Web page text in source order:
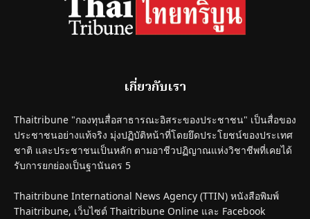
เกี่ยวกับเรา
Thaitribune "กองทุนสื่อสาธารณะอิสระของประชาชน" เป็นสื่อของ
ประชาชนอย่างแท้จริง มุ่งปฏิบัติหน้าที่โดยยึดประโยชน์ของประเทศ
ชาติ และประชาชนเป็นหลัก ตามอาชีวปฏิญาณแห่งวิชาชีพที่เคยได้
รับการยกย่องเป็นฐานันดร 5
Thaitribune International News Agency (TTIN) หนังสือพิมพ์
Thaitribune, เว็บไซต์ Thaitribune Online และ Facebook